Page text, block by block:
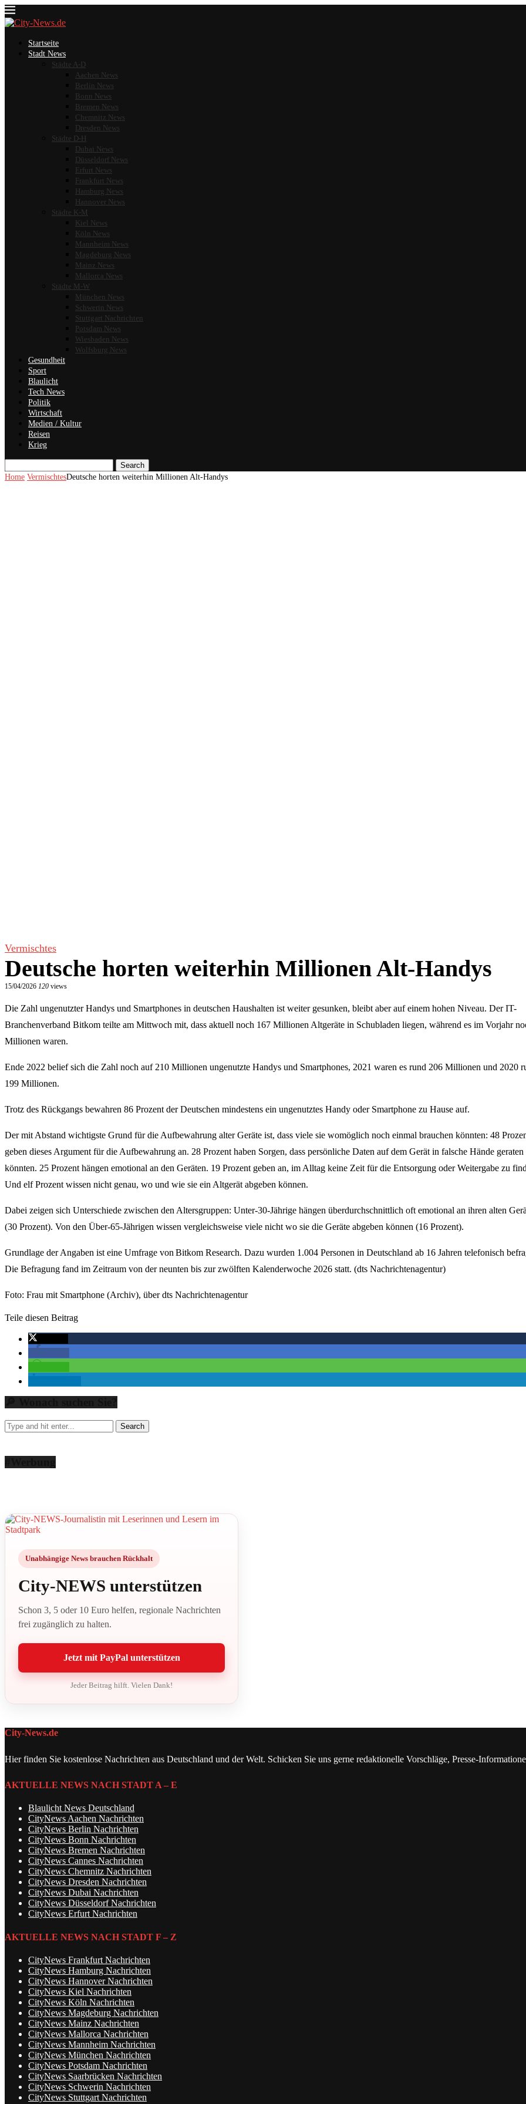
Startseite
Stadt News
Städte A-D
Aachen News
Berlin News
Bonn News
Bremen News
Chemnitz News
Dresden News
Städte D-H
Dubai News
Düsseldorf News
Erfurt News
Frankfurt News
Hamburg News
Hannover News
Städte K-M
Kiel News
Köln News
Mannheim News
Magdeburg News
Mainz News
Mallorca News
Städte M-W
München News
Schwerin News
Stuttgart Nachrichten
Potsdam News
Wiesbaden News
Wolfsburg News
Gesundheit
Sport
Blaulicht
Tech News
Politik
Wirtschaft
Medien / Kultur
Reisen
Krieg
Search
Home VermischtesDeutsche horten weiterhin Millionen Alt-Handys
Vermischtes
Deutsche horten weiterhin Millionen Alt-Handys
15/04/2026 120 views
Die Zahl ungenutzter Handys und Smartphones in deutschen Haushalten ist weiter gesunken, bleibt aber auf einem hohen Niveau. Der IT-
Branchenverband Bitkom teilte am Mittwoch mit, dass aktuell noch 167 Millionen Altgeräte in Schubladen liegen, während es im Vorjahr
Millionen waren.
Ende 2022 belief sich die Zahl noch auf 210 Millionen ungenutzte Handys und Smartphones, 2021 waren es rund 206 Millionen und 2020
199 Millionen.
Trotz des Rückgangs bewahren 86 Prozent der Deutschen mindestens ein ungenutztes Handy oder Smartphone zu Hause auf.
Der mit Abstand wichtigste Grund für die Aufbewahrung alter Geräte ist, dass viele sie womöglich noch einmal brauchen könnten: 48
geben dieses Argument für die Aufbewahrung an. 28 Prozent haben Sorgen, dass persönliche Daten auf dem Gerät in falsche Hände geraten
könnten. 25 Prozent hängen emotional an den Geräten. 19 Prozent geben an, im Alltag keine Zeit für die Entsorgung oder Weitergabe zu
Und elf Prozent wissen nicht genau, wo und wie sie ein Altgerät abgeben können.
Dabei zeigen sich Unterschiede zwischen den Altersgruppen: Unter-30-Jährige hängen überdurchschnittlich oft emotional an ihren alten
(30 Prozent). Von den Über-65-Jährigen wissen vergleichsweise viele nicht wo sie die Geräte abgeben können (16 Prozent).
Grundlage der Angaben ist eine Umfrage von Bitkom Research. Dazu wurden 1.004 Personen in Deutschland ab 16 Jahren telefonisch
Die Befragung fand im Zeitraum von der neunten bis zur zwölften Kalenderwoche 2026 statt. (dts Nachrichtenagentur)
Foto: Frau mit Smartphone (Archiv), über dts Nachrichtenagentur
Teile diesen Beitrag
Unabhängige News brauchen Rückhalt
City-NEWS unterstützen
Schon 3, 5 oder 10 Euro helfen, regionale Nachrichten
frei zugänglich zu halten.
Jetzt mit PayPal unterstützen
Jeder Beitrag hilft. Vielen Dank!
City-News.de
Hier finden Sie kostenlose Nachrichten aus Deutschland und der Welt. Schicken Sie uns gerne redaktionelle Vorschläge, Presse-
AKTUELLE NEWS NACH STADT A – E
Blaulicht News Deutschland
CityNews Aachen Nachrichten
CityNews Berlin Nachrichten
CityNews Bonn Nachrichten
CityNews Bremen Nachrichten
CityNews Cannes Nachrichten
CityNews Chemnitz Nachrichten
CityNews Dresden Nachrichten
CityNews Dubai Nachrichten
CityNews Düsseldorf Nachrichten
CityNews Erfurt Nachrichten
AKTUELLE NEWS NACH STADT F – Z
CityNews Frankfurt Nachrichten
CityNews Hamburg Nachrichten
CityNews Hannover Nachrichten
CityNews Kiel Nachrichten
CityNews Köln Nachrichten
CityNews Magdeburg Nachrichten
CityNews Mainz Nachrichten
CityNews Mallorca Nachrichten
CityNews Mannheim Nachrichten
CityNews München Nachrichten
CityNews Potsdam Nachrichten
CityNews Saarbrücken Nachrichten
CityNews Schwerin Nachrichten
CityNews Stuttgart Nachrichten